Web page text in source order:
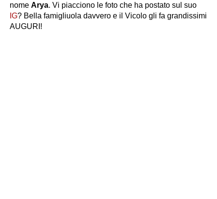
nome Arya. Vi piacciono le foto che ha postato sul suo
IG? Bella famigliuola davvero e il Vicolo gli fa grandissimi
AUGURI!